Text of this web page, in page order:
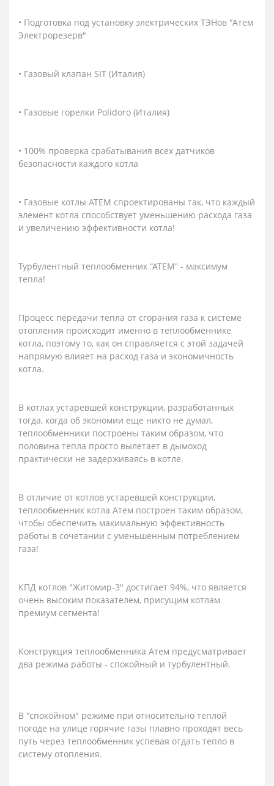
• Подготовка под установку электрических ТЭНов "Атем
Электрорезерв"
• Газовый клапан SIT (Италия)
• Газовые горелки Polidoro (Италия)
• 100% проверка срабатывания всех датчиков
безопасности каждого котла
• Газовые котлы АТЕМ спроектированы так, что каждый
элемент котла способствует уменьшению расхода газа
и увеличению эффективности котла!
Турбулентный теплообменник “АТЕМ” - максимум
тепла!
Процесс передачи тепла от сгорания газа к системе
отопления происходит именно в теплообменнике
котла, поэтому то, как он справляется с этой задачей
напрямую влияет на расход газа и экономичность
котла.
В котлах устаревшей конструкции, разработанных
тогда, когда об экономии еще никто не думал,
теплообменники построены таким образом, что
половина тепла просто вылетает в дымоход
практически не задерживаясь в котле.
В отличие от котлов устаревшей конструкции,
теплообменник котла Атем построен таким образом,
чтобы обеспечить макимальную эффективность
работы в сочетании с уменьшенным потреблением
газа!
КПД котлов "Житомир-3" достигает 94%, что является
очень высоким показателем, присущим котлам
премиум сегмента!
Конструкция теплообменника Атем предусматривает
два режима работы - спокойный и турбулентный.
В "спокойном" режиме при относительно теплой
погоде на улице горячие газы плавно проходят весь
путь через теплообменник успевая отдать тепло в
систему отопления.